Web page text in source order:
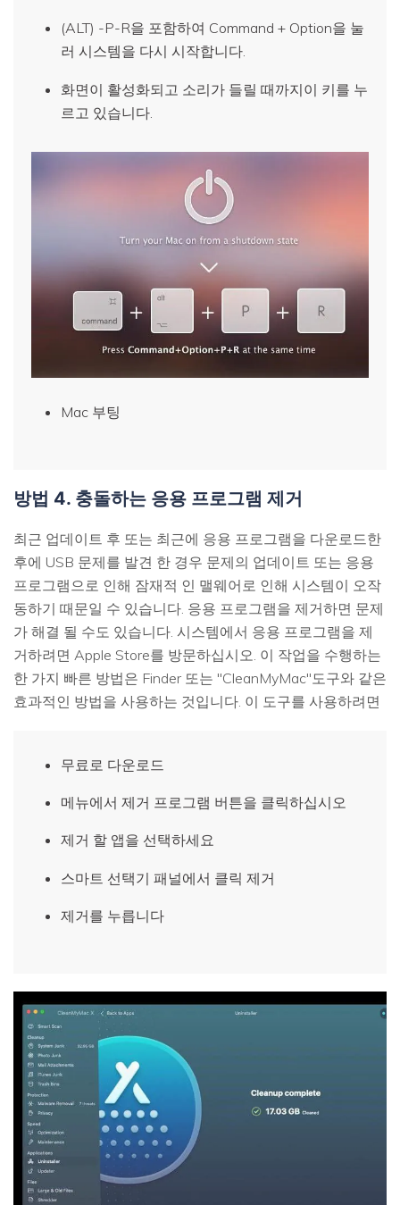
(ALT) -P-R을 포함하여 Command + Option을 눌
러 시스템을 다시 시작합니다.
화면이 활성화되고 소리가 들릴 때까지이 키를 누
르고 있습니다.
Mac 부팅
방법 4. 충돌하는 응용 프로그램 제거
최근 업데이트 후 또는 최근에 응용 프로그램을 다운로드한
후에 USB 문제를 발견 한 경우 문제의 업데이트 또는 응용
프로그램으로 인해 잠재적 인 맬웨어로 인해 시스템이 오작
동하기 때문일 수 있습니다. 응용 프로그램을 제거하면 문제
가 해결 될 수도 있습니다. 시스템에서 응용 프로그램을 제
거하려면 Apple Store를 방문하십시오. 이 작업을 수행하는
한 가지 빠른 방법은 Finder 또는 "CleanMyMac"도구와 같은
효과적인 방법을 사용하는 것입니다. 이 도구를 사용하려면
무료로 다운로드
메뉴에서 제거 프로그램 버튼을 클릭하십시오
제거 할 앱을 선택하세요
스마트 선택기 패널에서 클릭 제거
제거를 누릅니다